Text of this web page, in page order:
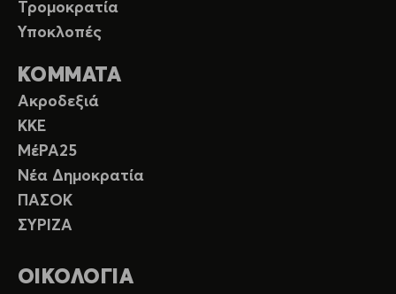
Τρομοκρατία
Υποκλοπές
ΚΟΜΜΑΤΑ
Ακροδεξιά
ΚΚΕ
ΜέΡΑ25
Νέα Δημοκρατία
ΠΑΣΟΚ
ΣΥΡΙΖΑ
ΟΙΚΟΛΟΓΙΑ